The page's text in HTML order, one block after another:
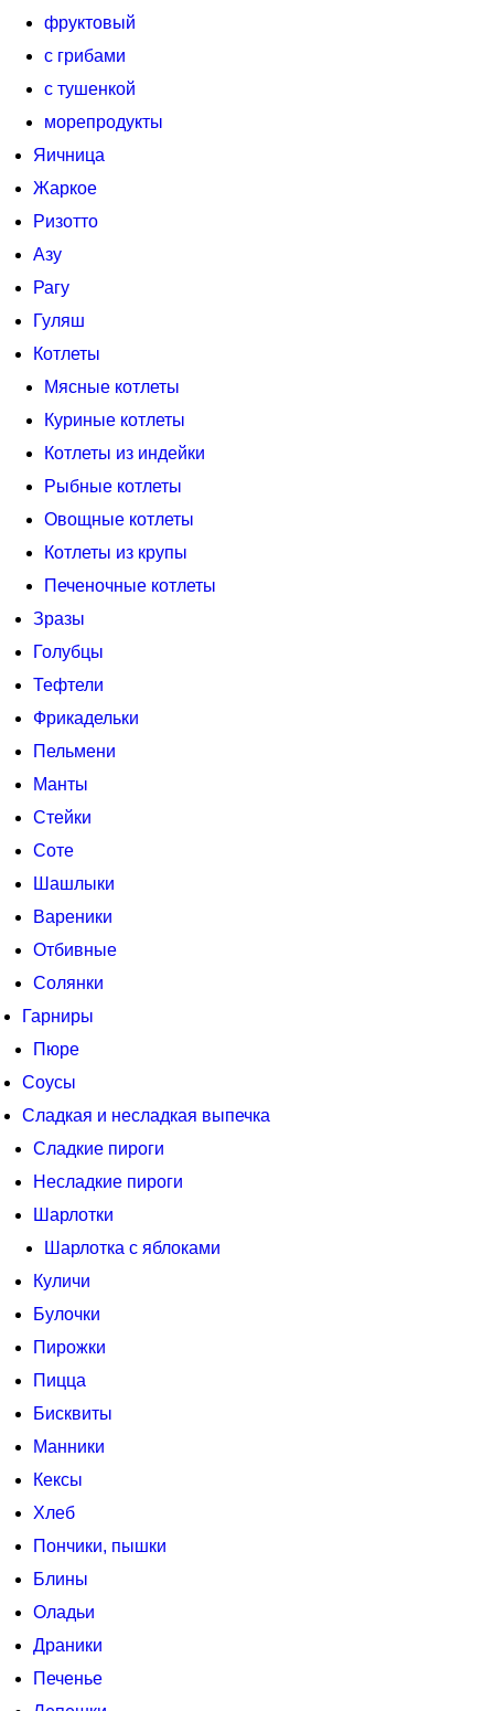
фруктовый
с грибами
с тушенкой
морепродукты
Яичница
Жаркое
Ризотто
Азу
Рагу
Гуляш
Котлеты
Мясные котлеты
Куриные котлеты
Котлеты из индейки
Рыбные котлеты
Овощные котлеты
Котлеты из крупы
Печеночные котлеты
Зразы
Голубцы
Тефтели
Фрикадельки
Пельмени
Манты
Стейки
Соте
Шашлыки
Вареники
Отбивные
Солянки
Гарниры
Пюре
Соусы
Сладкая и несладкая выпечка
Сладкие пироги
Несладкие пироги
Шарлотки
Шарлотка с яблоками
Куличи
Булочки
Пирожки
Пицца
Бисквиты
Манники
Кексы
Хлеб
Пончики, пышки
Блины
Оладьи
Драники
Печенье